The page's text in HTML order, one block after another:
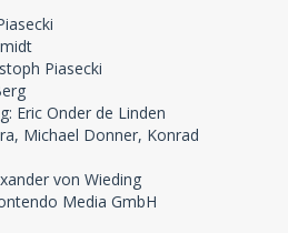
Piasecki
Eric Onder de Linden
Michael Donner, Konrad
von Wieding
Media GmbH